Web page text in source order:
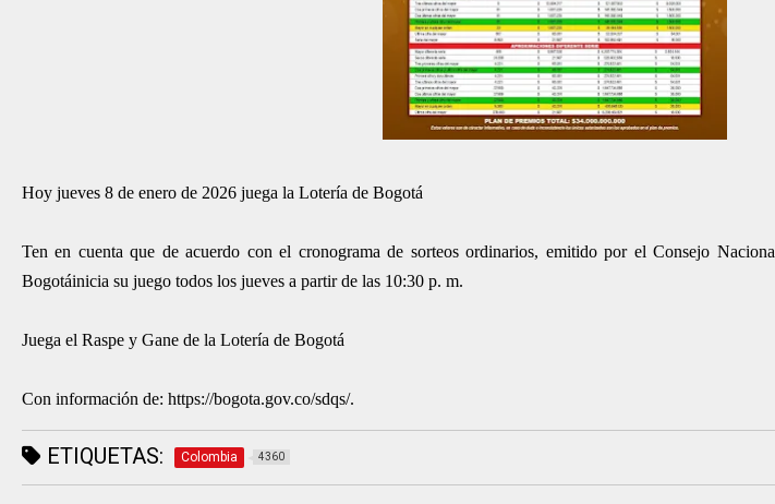
Hoy jueves 8 de enero de 2026 juega la Lotería de Bogotá
Ten en cuenta que de acuerdo con el cronograma de sorteos ordinarios, emitido por el Consejo
Bogotáinicia su juego todos los jueves a partir de las 10:30 p. m.
Juega el Raspe y Gane de la Lotería de Bogotá
Con información de: https://bogota.gov.co/sdqs/.
ETIQUETAS: Colombia 4360